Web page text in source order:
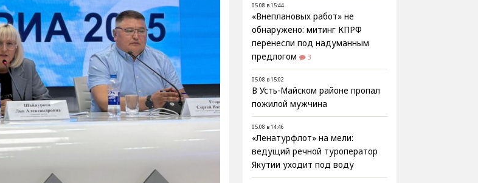
05.08 в 15:44
«Внеплановых работ» не
обнаружено: митинг КПРФ
перенесли под надуманным
предлогом
3
05.08 в 15:02
В Усть-Майском районе пропал
пожилой мужчина
05.08 в 14:46
«Ленатурфлот» на мели:
ведущий речной туроператор
Якутии уходит под воду